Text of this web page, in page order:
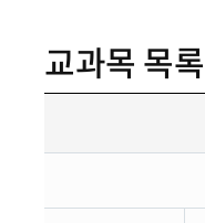
교과목 목록